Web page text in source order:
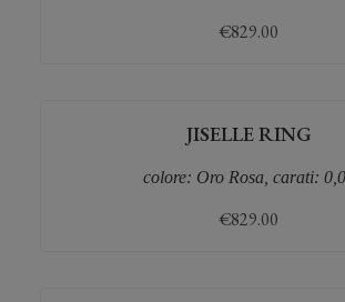
€829.00
JISELLE RING
colore: Oro Rosa, carati:
€829.00